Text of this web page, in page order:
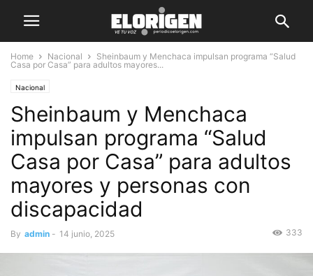
Home Nacional
Sheinbaum y Menchaca impulsan programa “Salud
Casa por Casa” para adultos mayores...
Nacional
Sheinbaum y Menchaca
impulsan programa “Salud
Casa por Casa” para adultos
mayores y personas con
discapacidad
By admin - 14 junio, 2025 333